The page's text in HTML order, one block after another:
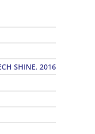
SHINE, 2016